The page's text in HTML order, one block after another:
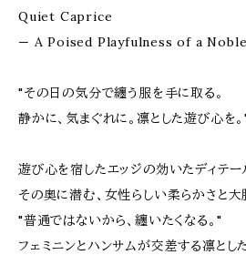
Quiet Caprice
— A Poised Playfulness of a
"その日の気分で纏う服を手に取る。
静かに、気まぐれに。凛とした遊び心を
遊び心を宿したエッジの効いたディテー
その奥に潜む、女性らしい柔らかさと大
"普通ではないから、纏いたくなる。"
フェミニンとハンサムが交差する凛とし